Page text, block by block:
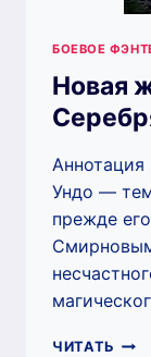
БОЕВОЕ
Новая
Ундо —
прежде
ЧИТАТЬ